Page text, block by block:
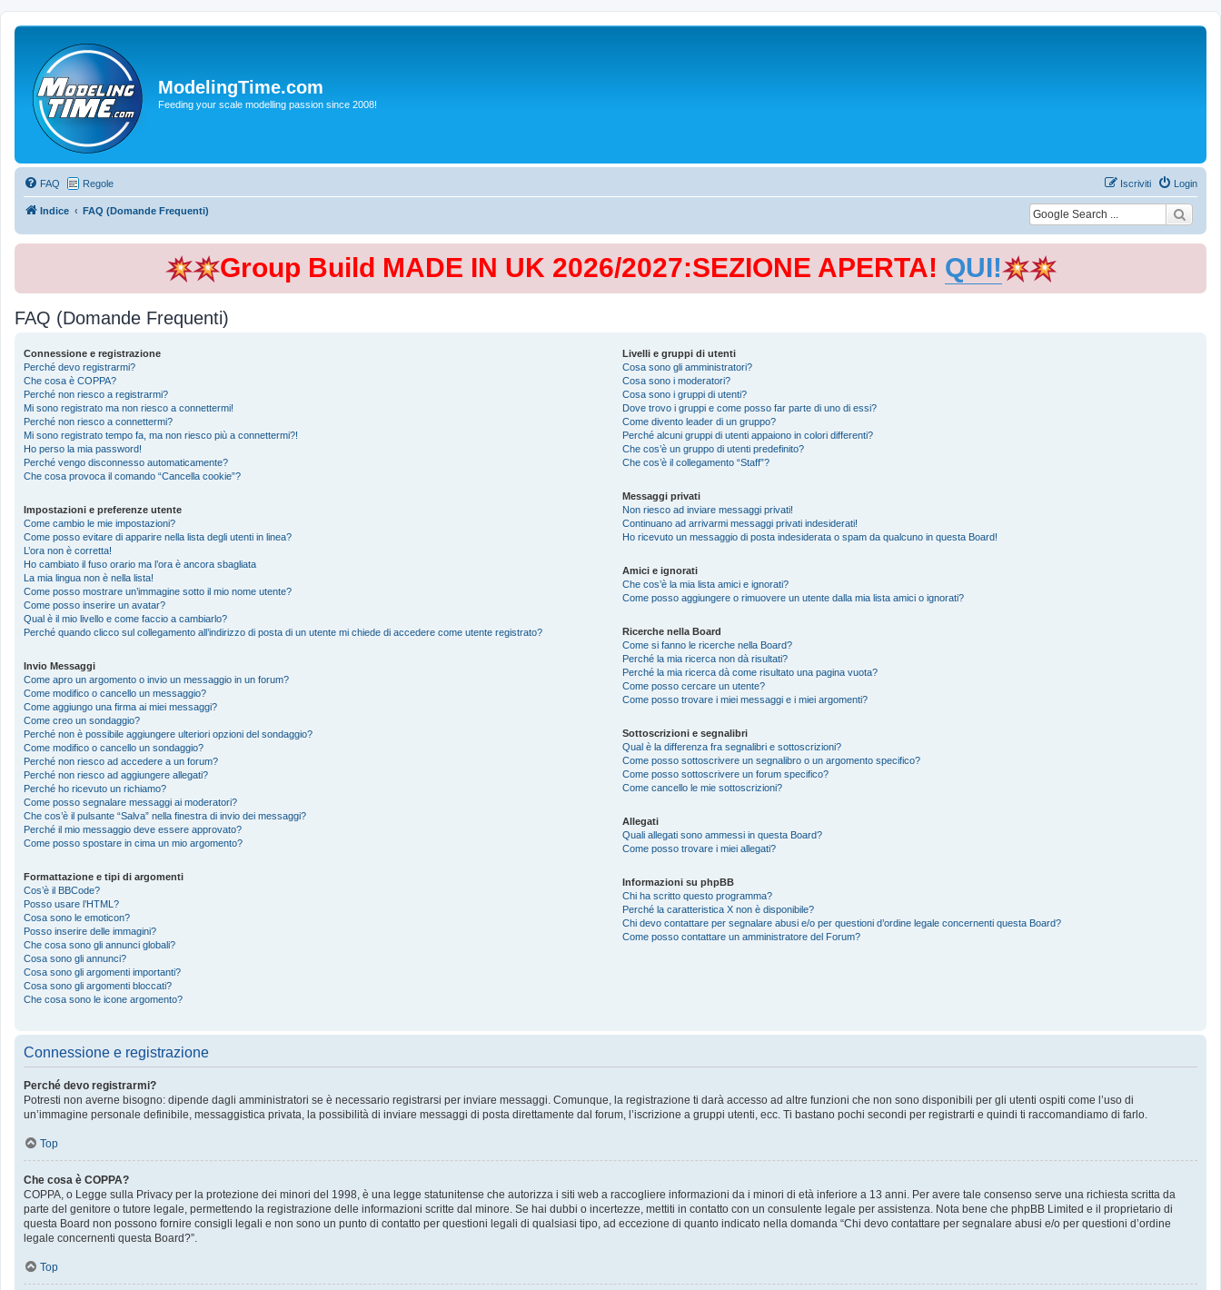
ModelingTime.com
Feeding your scale modelling passion since 2008!
FAQ Regole Login
Iscriviti
Indice FAQ (Domande Frequenti)
Group Build MADE IN UK 2026/2027:SEZIONE APERTA! QUI!
FAQ (Domande Frequenti)
Connessione e registrazione
Perché devo registrarmi?
Che cosa è COPPA?
Perché non riesco a registrarmi?
Mi sono registrato ma non riesco a connettermi!
Perché non riesco a connettermi?
Mi sono registrato tempo fa, ma non riesco più a connettermi?!
Ho perso la mia password!
Perché vengo disconnesso automaticamente?
Che cosa provoca il comando “Cancella cookie”?
Impostazioni e preferenze utente
Come cambio le mie impostazioni?
Come posso evitare di apparire nella lista degli utenti in linea?
L’ora non è corretta!
Ho cambiato il fuso orario ma l’ora è ancora sbagliata
La mia lingua non è nella lista!
Come posso mostrare un’immagine sotto il mio nome utente?
Come posso inserire un avatar?
Qual è il mio livello e come faccio a cambiarlo?
Perché quando clicco sul collegamento all’indirizzo di posta di un utente mi chiede di accedere come utente registrato?
Invio Messaggi
Come apro un argomento o invio un messaggio in un forum?
Come modifico o cancello un messaggio?
Come aggiungo una firma ai miei messaggi?
Come creo un sondaggio?
Perché non è possibile aggiungere ulteriori opzioni del sondaggio?
Come modifico o cancello un sondaggio?
Perché non riesco ad accedere a un forum?
Perché non riesco ad aggiungere allegati?
Perché ho ricevuto un richiamo?
Come posso segnalare messaggi ai moderatori?
Che cos’è il pulsante “Salva” nella finestra di invio dei messaggi?
Perché il mio messaggio deve essere approvato?
Come posso spostare in cima un mio argomento?
Formattazione e tipi di argomenti
Cos’è il BBCode?
Posso usare l’HTML?
Cosa sono le emoticon?
Posso inserire delle immagini?
Che cosa sono gli annunci globali?
Cosa sono gli annunci?
Cosa sono gli argomenti importanti?
Cosa sono gli argomenti bloccati?
Che cosa sono le icone argomento?
Livelli e gruppi di utenti
Cosa sono gli amministratori?
Cosa sono i moderatori?
Cosa sono i gruppi di utenti?
Dove trovo i gruppi e come posso far parte di uno di essi?
Come divento leader di un gruppo?
Perché alcuni gruppi di utenti appaiono in colori differenti?
Che cos’è un gruppo di utenti predefinito?
Che cos’è il collegamento “Staff”?
Messaggi privati
Non riesco ad inviare messaggi privati!
Continuano ad arrivarmi messaggi privati indesiderati!
Ho ricevuto un messaggio di posta indesiderata o spam da qualcuno in questa Board!
Amici e ignorati
Che cos’è la mia lista amici e ignorati?
Come posso aggiungere o rimuovere un utente dalla mia lista amici o ignorati?
Ricerche nella Board
Come si fanno le ricerche nella Board?
Perché la mia ricerca non dà risultati?
Perché la mia ricerca dà come risultato una pagina vuota?
Come posso cercare un utente?
Come posso trovare i miei messaggi e i miei argomenti?
Sottoscrizioni e segnalibri
Qual è la differenza fra segnalibri e sottoscrizioni?
Come posso sottoscrivere un segnalibro o un argomento specifico?
Come posso sottoscrivere un forum specifico?
Come cancello le mie sottoscrizioni?
Allegati
Quali allegati sono ammessi in questa Board?
Come posso trovare i miei allegati?
Informazioni su phpBB
Chi ha scritto questo programma?
Perché la caratteristica X non è disponibile?
Chi devo contattare per segnalare abusi e/o per questioni d’ordine legale concernenti questa Board?
Come posso contattare un amministratore del Forum?
Connessione e registrazione
Perché devo registrarmi?
Potresti non averne bisogno: dipende dagli amministratori se è necessario registrarsi per inviare messaggi. Comunque, la registrazione ti darà accesso ad altre funzioni che non sono disponibili per gli utenti ospiti come l’uso di
un’immagine personale definibile, messaggistica privata, la possibilità di inviare messaggi di posta direttamente dal forum, l’iscrizione a gruppi utenti, ecc. Ti bastano pochi secondi per registrarti e quindi ti raccomandiamo di farlo.
Top
Che cosa è COPPA?
COPPA, o Legge sulla Privacy per la protezione dei minori del 1998, è una legge statunitense che autorizza i siti web a raccogliere informazioni da i minori di età inferiore a 13 anni. Per avere tale consenso serve una richiesta scritta da
parte del genitore o tutore legale, permettendo la registrazione delle informazioni scritte dal minore. Se hai dubbi o incertezze, mettiti in contatto con un consulente legale per assistenza. Nota bene che phpBB Limited e il proprietario di
questa Board non possono fornire consigli legali e non sono un punto di contatto per questioni legali di qualsiasi tipo, ad eccezione di quanto indicato nella domanda “Chi devo contattare per segnalare abusi e/o per questioni d’ordine
legale concernenti questa Board?”.
Top